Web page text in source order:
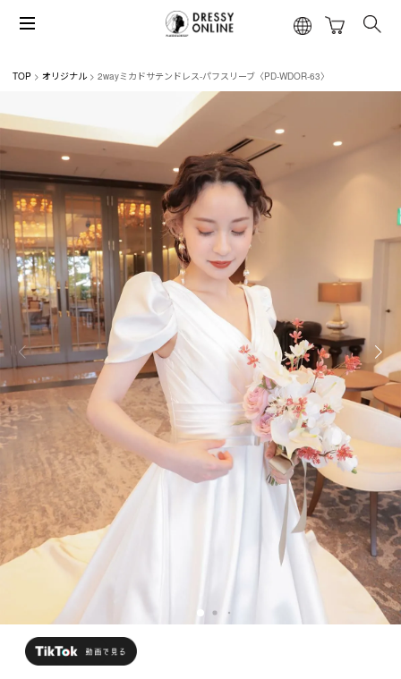
TOP オリジナル 2wayミカドサテンドレス-パフスリーブ〈PD-WDOR-63〉